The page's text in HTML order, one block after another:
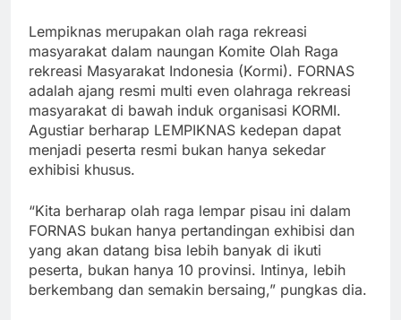
Lempiknas merupakan olah raga rekreasi
masyarakat dalam naungan Komite Olah Raga
rekreasi Masyarakat Indonesia (Kormi). FORNAS
adalah ajang resmi multi even olahraga rekreasi
masyarakat di bawah induk organisasi KORMI.
Agustiar berharap LEMPIKNAS kedepan dapat
menjadi peserta resmi bukan hanya sekedar
exhibisi khusus.
“Kita berharap olah raga lempar pisau ini dalam
FORNAS bukan hanya pertandingan exhibisi dan
yang akan datang bisa lebih banyak di ikuti
peserta, bukan hanya 10 provinsi. Intinya, lebih
berkembang dan semakin bersaing,” pungkas dia.